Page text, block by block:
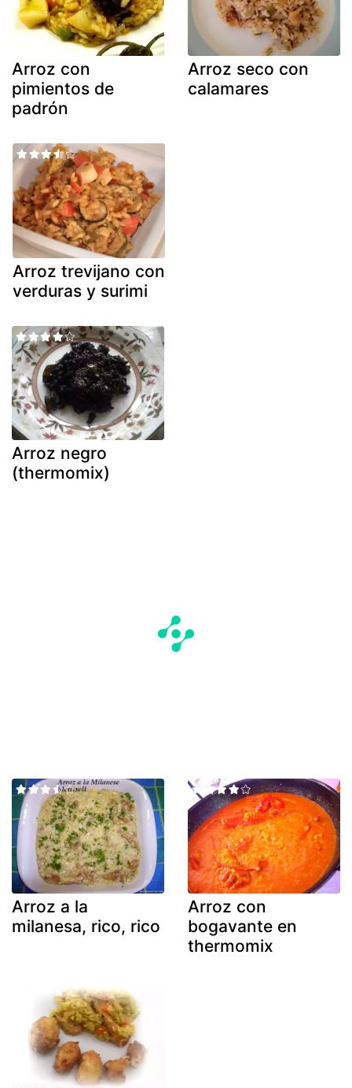
Arroz con
pimientos de
padrón
Arroz seco con
calamares
Arroz trevijano con
verduras y surimi
Arroz negro
(thermomix)
Arroz a la
milanesa, rico, rico
Arroz con
bogavante en
thermomix